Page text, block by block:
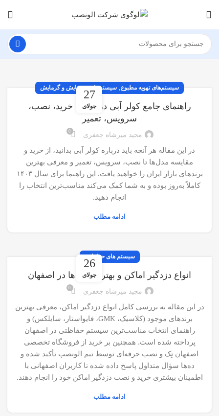
27
جولای
سیستم‌های تهویه مطبوع, سیستم‌های سرمایش و گرمایش
راهنمای جامع کولر آبی در ایران: خرید، نصب،
سرویس، تعمیر
مجید میرشاه جعفری 0
در این مقاله هر آنچه باید درباره کولر آبی بدانید، از خرید و
مقایسه مدل‌ها تا نصب، سرویس، تعمیر و معرفی بهترین
برندهای بازار ایران را خواهید یافت. این راهنما برای سال ۱۴۰۳
کاملاً به‌روز بوده و به شما کمک می‌کند مناسب‌ترین انتخاب را
انجام دهید.
ادامه مطلب
26
جولای
سیستم های حفاظتی
انواع دزدگیر اماکن و بهترین برندها در اصفهان
مجید میرشاه جعفری 0
در این مقاله به بررسی کامل انواع دزدگیر اماکن، معرفی بهترین
برندهای موجود (کلاسیک، GMK، فایواستار، سایلکس) و
راهنمای انتخاب مناسب‌ترین سیستم حفاظتی در اصفهان
پرداخته شده است. همچنین بر خرید از فروشگاه تخصصی
اصفهان تِک و نصب حرفه‌ای توسط تیم الونصب تأکید شده و
ده‌ها سؤال متداول پاسخ داده شده تا کاربران اصفهانی با
اطمینان بیشتری خرید و نصب دزدگیر اماکن خود را انجام دهند.
ادامه مطلب